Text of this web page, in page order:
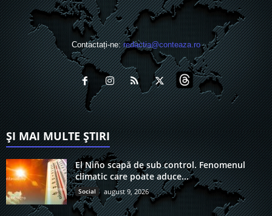
Contactați-ne:redactia@conteaza.ro
ȘI MAI MULTE ȘTIRI
El Niño scapă de sub control. Fenomenul
climatic care poate aduce...
Social august 9, 2026